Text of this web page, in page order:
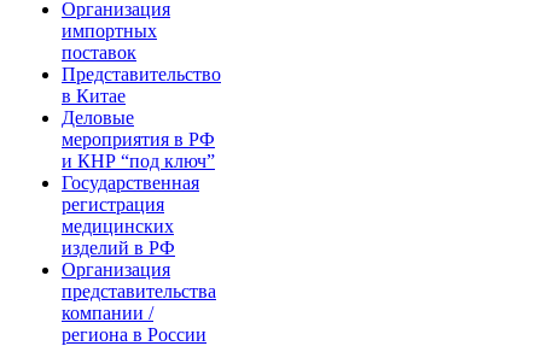
Организация
импортных
поставок
Представительство
в Китае
Деловые
мероприятия в РФ
и КНР “под ключ”
Государственная
регистрация
медицинских
изделий в РФ
Организация
представительства
компании /
региона в России